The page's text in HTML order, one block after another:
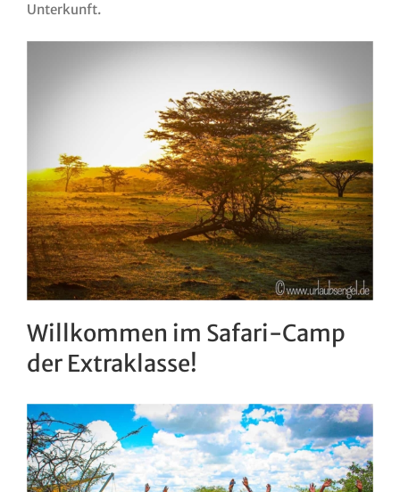
Unterkunft.
Willkommen im Safari-Camp
der Extraklasse!